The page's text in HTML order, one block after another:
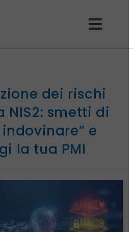
dei rischi
NIS2: smetti di
e
la tua PMI